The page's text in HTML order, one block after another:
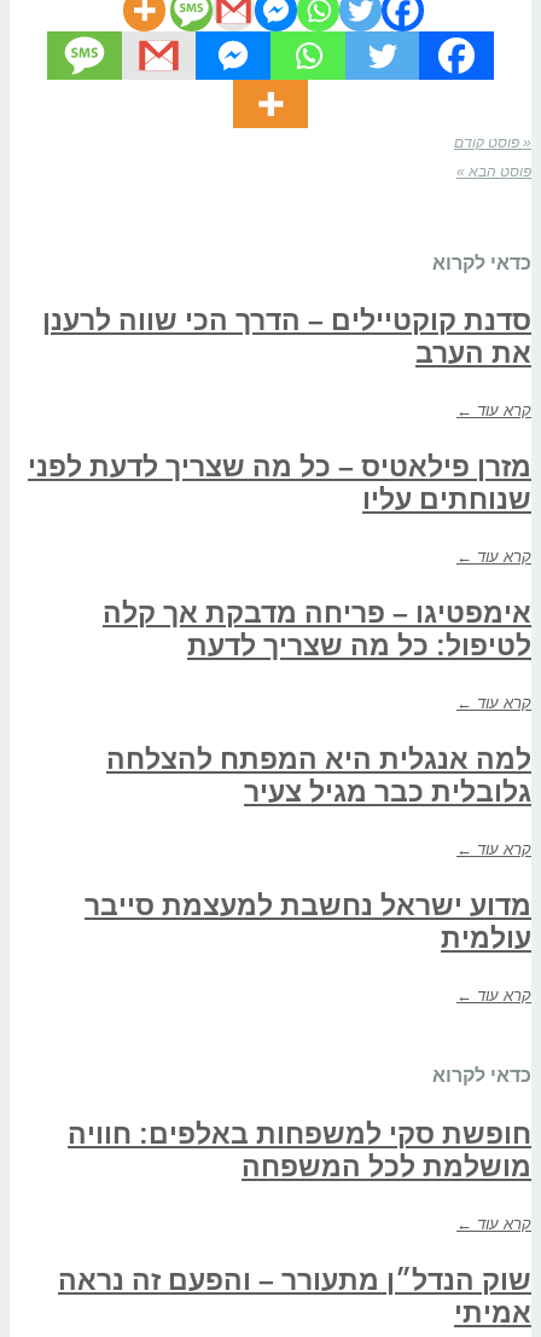
« פוסט קודם
פוסט הבא »
כדאי לקרוא
סדנת קוקטיילים – הדרך הכי שווה לרענן
את הערב
קרא עוד ←
מזרן פילאטיס – כל מה שצריך לדעת לפני
שנוחתים עליו
קרא עוד ←
אימפטיגו – פריחה מדבקת אך קלה
לטיפול: כל מה שצריך לדעת
קרא עוד ←
למה אנגלית היא המפתח להצלחה
גלובלית כבר מגיל צעיר
קרא עוד ←
מדוע ישראל נחשבת למעצמת סייבר
עולמית
קרא עוד ←
כדאי לקרוא
חופשת סקי למשפחות באלפים: חוויה
מושלמת לכל המשפחה
קרא עוד ←
שוק הנדל״ן מתעורר – והפעם זה נראה
אמיתי